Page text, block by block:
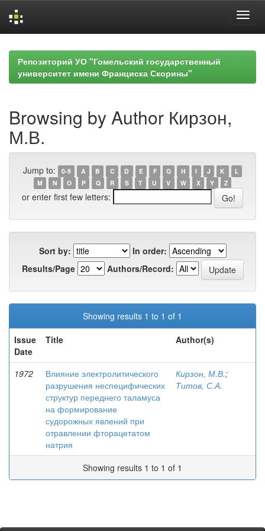
navigationРепозиторий УО "Гомельский государственный
университет имени Франциска Скорины"
Browsing by Author Кирзон,
М.В.
Jump to: 0-9 A B C D E F G H I J K
L
M
N O P Q R S T U V W X Y Z
or enter first few letters:
Sort by:
In order:
Results/Page
Authors/Record:
Showing results 1 to 1 of 1
Issue
Date
Title Author(s)
1972
Влияние электролитического
разрушения неспецифических
структур переднего таламуса
на формирование
судорожных явлений при
отравлении фторацетатом
натрия
Кирзон, М.В.;
Титов, С.А.
Showing results 1 to 1 of 1